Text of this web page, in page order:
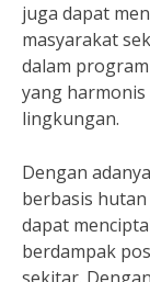
juga dapat
masyarakat
dalam
yang
lingkungan.
Dengan
berbasis
dapat
berdampak